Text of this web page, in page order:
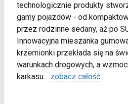
technologicznie produkty
gamy pojazdów - od
przez rodzinne sedany, aż po
Innowacyjna mieszanka
krzemionki przekłada się na
warunkach drogowych, a
karkasu... zobacz całość